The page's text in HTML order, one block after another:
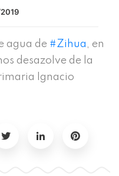
agua de #Zihua , en
desazolve de la
Ignacio